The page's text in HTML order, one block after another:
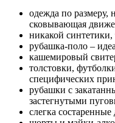
одежда по размеру,
сковывающая
никакой
рубашка-поло –
кашемировый
толстовки,
специфических
рубашки с
застегнутыми
слегка